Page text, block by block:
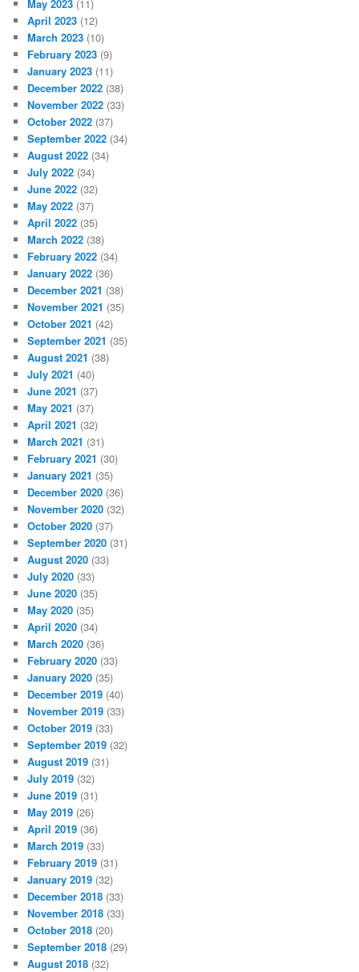
May 2023 (11)
April 2023 (12)
March 2023 (10)
February 2023 (9)
January 2023 (11)
December 2022 (38)
November 2022 (33)
October 2022 (37)
September 2022 (34)
August 2022 (34)
July 2022 (34)
June 2022 (32)
May 2022 (37)
April 2022 (35)
March 2022 (38)
February 2022 (34)
January 2022 (36)
December 2021 (38)
November 2021 (35)
October 2021 (42)
September 2021 (35)
August 2021 (38)
July 2021 (40)
June 2021 (37)
May 2021 (37)
April 2021 (32)
March 2021 (31)
February 2021 (30)
January 2021 (35)
December 2020 (36)
November 2020 (32)
October 2020 (37)
September 2020 (31)
August 2020 (33)
July 2020 (33)
June 2020 (35)
May 2020 (35)
April 2020 (34)
March 2020 (36)
February 2020 (33)
January 2020 (35)
December 2019 (40)
November 2019 (33)
October 2019 (33)
September 2019 (32)
August 2019 (31)
July 2019 (32)
June 2019 (31)
May 2019 (26)
April 2019 (36)
March 2019 (33)
February 2019 (31)
January 2019 (32)
December 2018 (33)
November 2018 (33)
October 2018 (20)
September 2018 (29)
August 2018 (32)